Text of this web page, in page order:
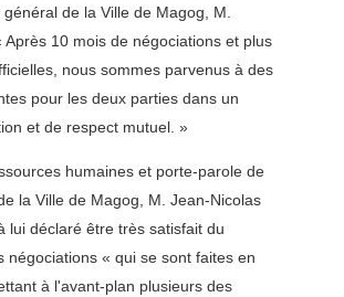
de la Ville de Magog, M.
Après 10 mois de négociations et plus
nous sommes parvenus à des
pour les deux parties dans un
et de respect mutuel. »
humaines et porte-parole de
la Ville de Magog, M. Jean-Nicolas
lui déclaré être très satisfait du
négociations « qui se sont faites en
à l'avant-plan plusieurs des